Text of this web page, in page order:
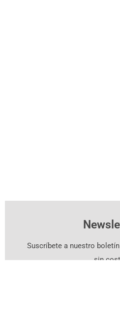
Suscríbete a nuestro
sin